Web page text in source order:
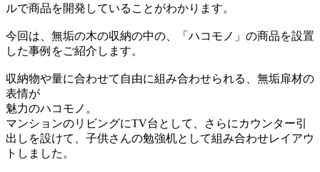
ルで商品を開発していることがわかります。
今回は、無垢の木の収納の中の、「ハコモノ」の商品を設置
した事例をご紹介します。
収納物や量に合わせて自由に組み合わせられる、無垢扉材の
表情が
魅力のハコモノ。
マンションのリビングにTV台として、さらにカウンター引
出しを設けて、子供さんの勉強机として組み合わせレイアウ
トしました。